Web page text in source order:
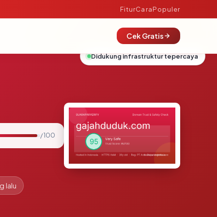
FiturCaraPopuler
Cek Gratis
/ 100
lalu
Didukung infrastruktur tepercaya